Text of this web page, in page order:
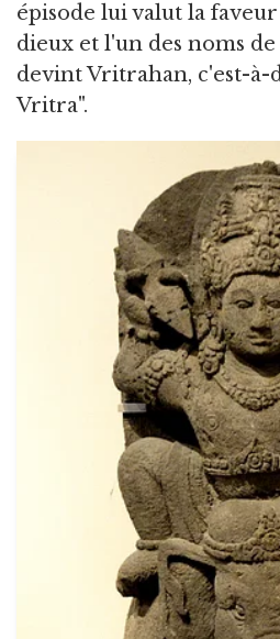
épisode lui valut la
dieux et l'un des noms
devint Vritrahan, c'est-à-
Vritra".